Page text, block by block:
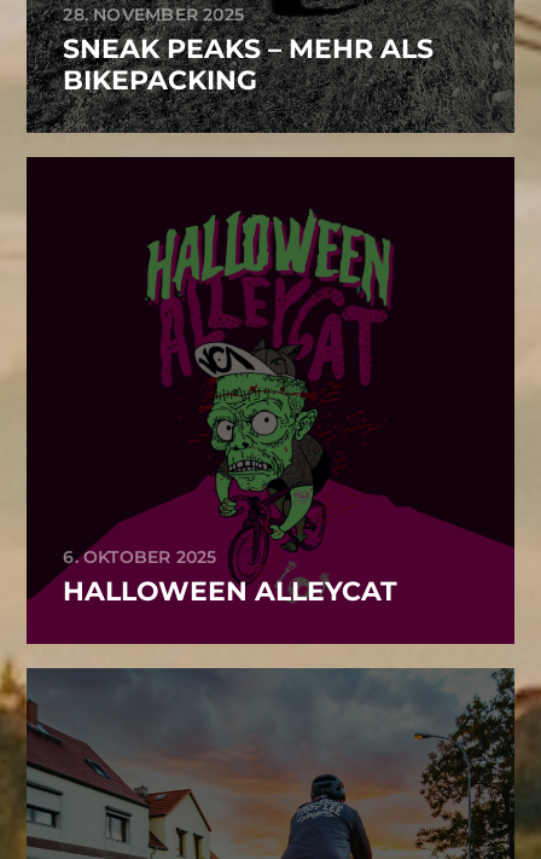
28. NOVEMBER 2025
SNEAK PEAKS – MEHR ALS
BIKEPACKING
6. OKTOBER 2025
HALLOWEEN ALLEYCAT